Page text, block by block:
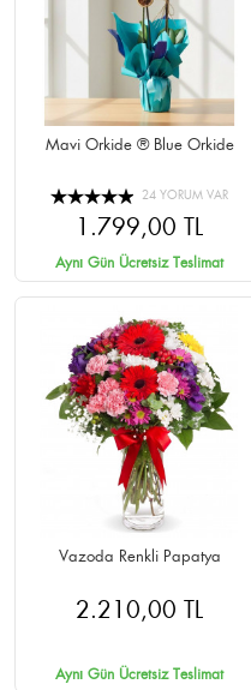
Mavi Orkide ® Blue Orkide
24 YORUM VAR
1.799,00 TL
Aynı Gün Ücretsiz Teslimat
Vazoda Renkli Papatya
2.210,00 TL
Aynı Gün Ücretsiz Teslimat